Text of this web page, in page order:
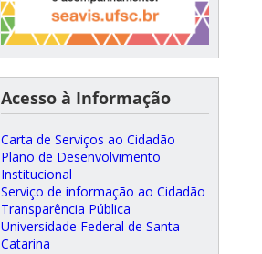
Acesso à Informação
Carta de Serviços ao Cidadão
Plano de Desenvolvimento
Institucional
Serviço de informação ao Cidadão
Transparência Pública
Universidade Federal de Santa
Catarina